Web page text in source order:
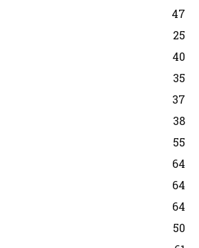
47
25
40
35
37
38
55
64
64
64
50